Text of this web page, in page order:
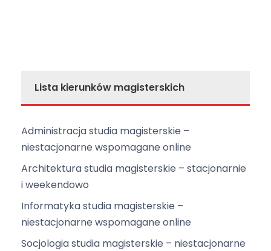
w
i
g
a
j
a
Lista kierunków magisterskich
Administracja studia magisterskie –
niestacjonarne wspomagane online
Architektura studia magisterskie – stacjonarnie
i weekendowo
Informatyka studia magisterskie –
niestacjonarne wspomagane online
Socjologia studia magisterskie – niestacjonarne